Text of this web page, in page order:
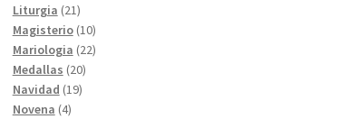
productos
Liturgia 2121
productos
Magisterio 1010
productos
Mariologia 2222
Medallas 2020
productos
Navidad 1919
Novena 44